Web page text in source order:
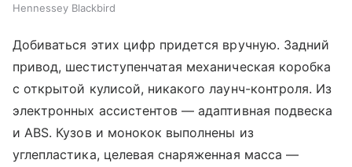
Hennessey Blackbird
Добиваться этих цифр придется вручную. Задний
привод, шестиступенчатая механическая коробка
с открытой кулисой, никакого лаунч-контроля. Из
электронных ассистентов — адаптивная подвеска
и ABS. Кузов и монокок выполнены из
углепластика, целевая снаряженная масса —